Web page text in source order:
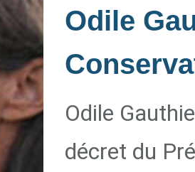
Odile
Odile
décret du